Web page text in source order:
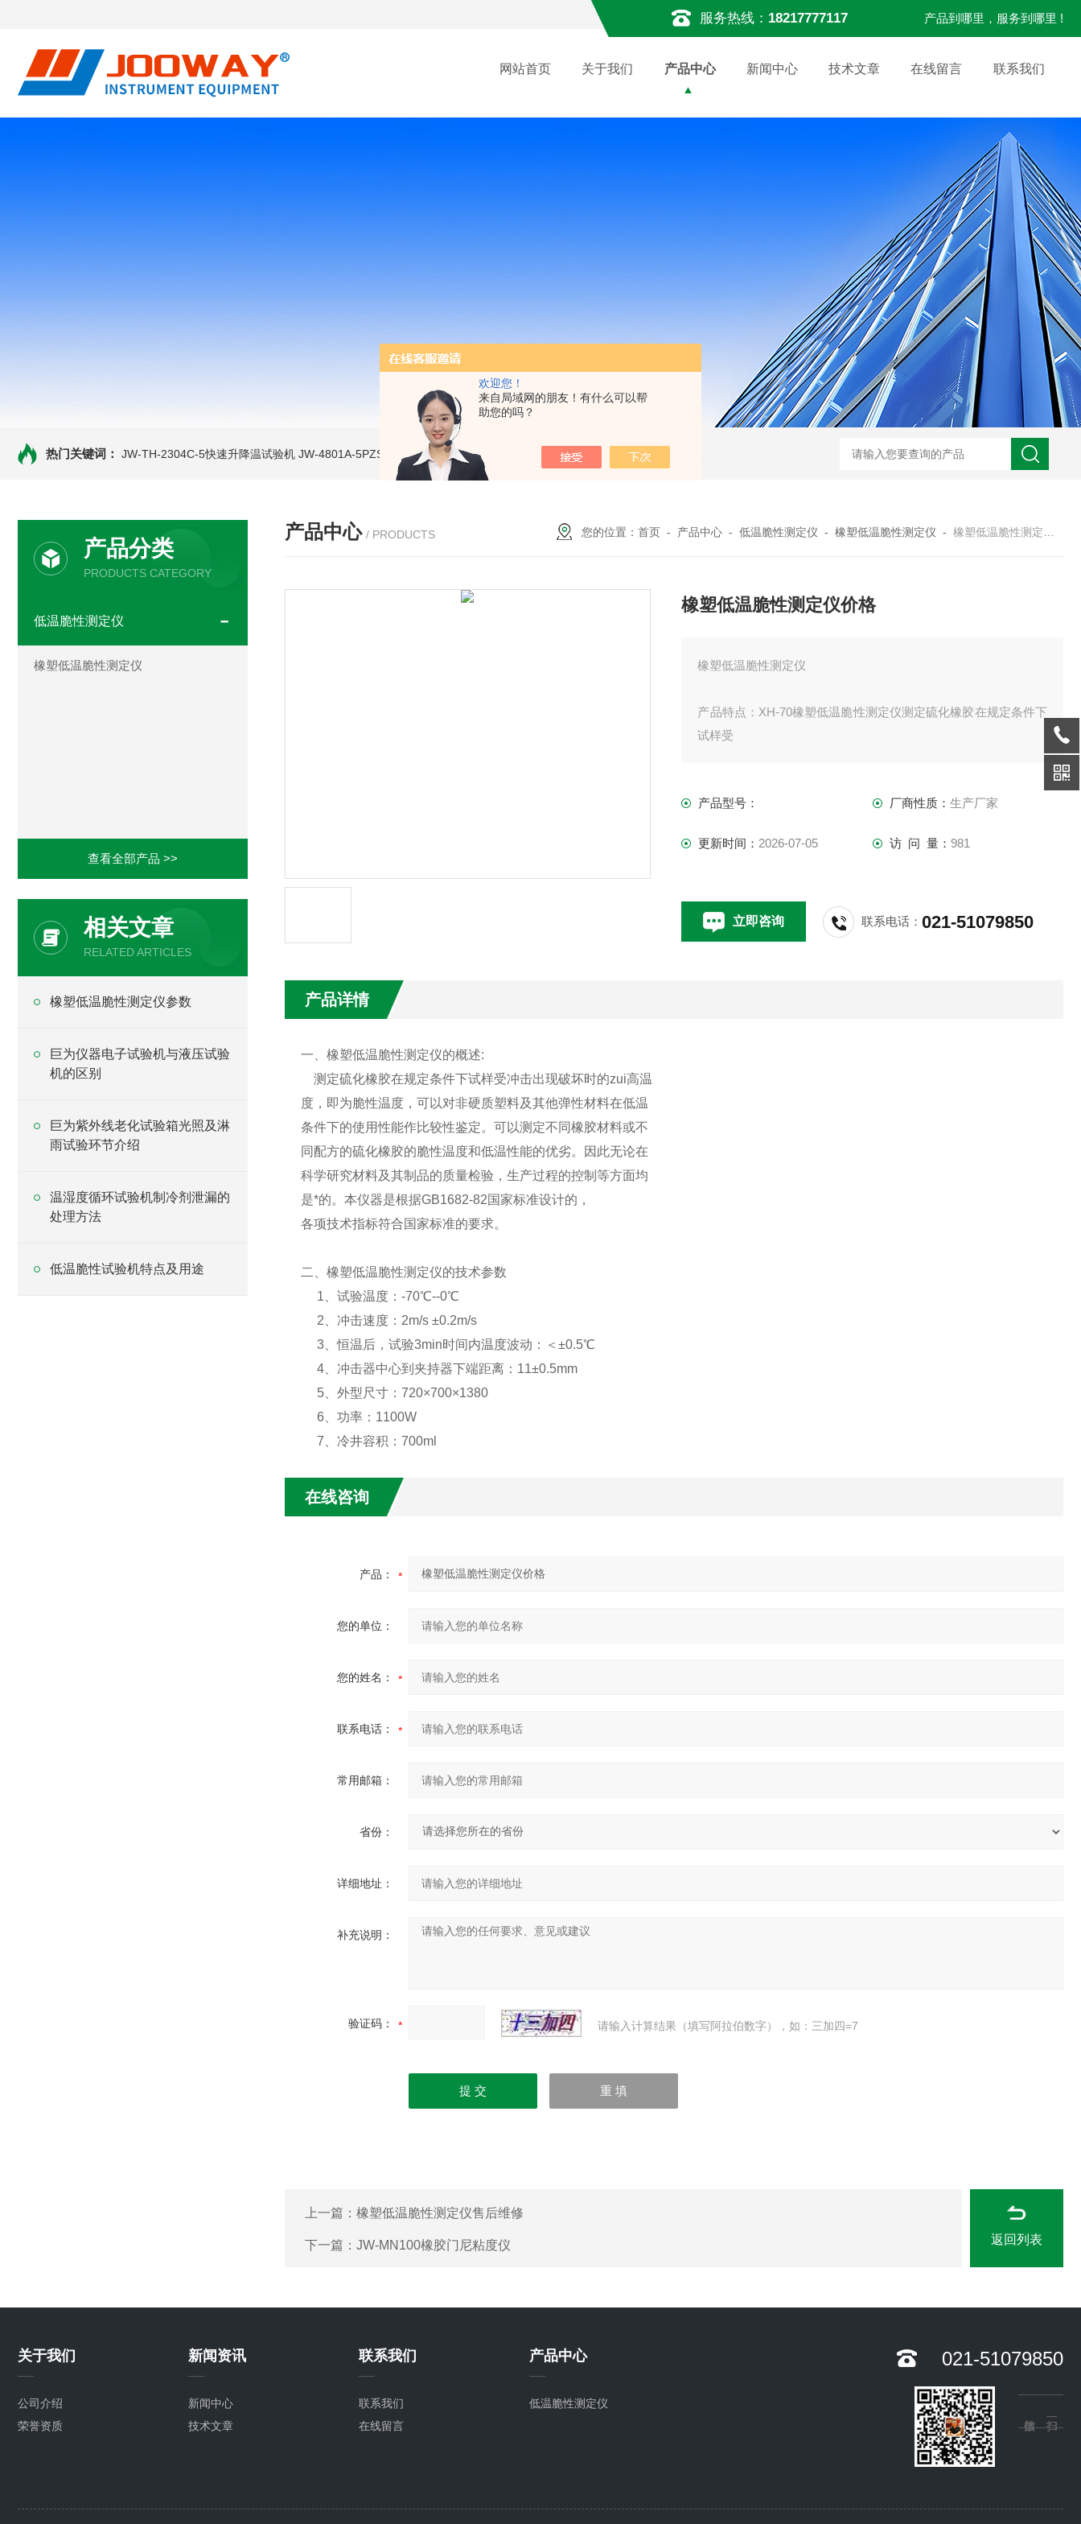
欢迎您！
来自局域网的朋友！有什么可以帮
助您的吗？
服务热线： 18217777117 产品到哪里，服务到哪里 !
网站首页 关于我们 产品中心 新闻中心 技术文章 在线留言 联系我们
热门关键词： JW-TH-2304C-5快速升降温试验机 JW-4801A-5PZSH膨胀水壶全自动爆破试验台 JW-2204B-204低温试验箱 JW-5405A复合盐雾试验箱
产品分类
PRODUCTS CATEGORY
低温脆性测定仪
橡塑低温脆性测定仪
查看全部产品 >>
相关文章
RELATED ARTICLES
橡塑低温脆性测定仪参数
巨为仪器电子试验机与液压试验
机的区别
巨为紫外线老化试验箱光照及淋
雨试验环节介绍
温湿度循环试验机制冷剂泄漏的
处理方法
低温脆性试验机特点及用途
产品中心 / PRODUCTS 您的位置：首页 - 产品中心 -低温脆性测定仪 -橡塑低温脆性测定仪 -橡塑低温脆性测定仪价格
橡塑低温脆性测定仪价格
橡塑低温脆性测定仪
产品特点：XH-70橡塑低温脆性测定仪测定硫化橡胶在规定条件下
试样受
其他弹
性材料在低温条件下的使用性能作比较性鉴定。可以测定不同橡
不同配方的硫化橡胶的脆性温度和低温性能的优劣。因此无论在
科学研究
产品型号： 厂商性质： 生产厂家
更新时间： 2026-07-05 访 问 量： 981
立即咨询 联系电话：021-51079850
产品详情
一、橡塑低温脆性测定仪的概述:
测定硫化橡胶在规定条件下试样受冲击出现破坏时的zui高温
度，即为脆性温度，可以对非硬质塑料及其他弹性材料在低温
条件下的使用性能作比较性鉴定。可以测定不同橡胶材料或不
同配方的硫化橡胶的脆性温度和低温性能的优劣。因此无论在
科学研究材料及其制品的质量检验，生产过程的控制等方面均
是*的。本仪器是根据GB1682-82国家标准设计的，
各项技术指标符合国家标准的要求。
二、橡塑低温脆性测定仪的技术参数
1、试验温度：-70℃--0℃
2、冲击速度：2m/s ±0.2m/s
3、恒温后，试验3min时间内温度波动：＜±0.5℃
4、冲击器中心到夹持器下端距离：11±0.5mm
5、外型尺寸：720×700×1380
6、功率：1100W
7、冷井容积：700ml
在线咨询
产品：
您的单位：
您的姓名：
联系电话：
常用邮箱：
省份：
详细地址：
补充说明：
验证码： 请输入计算结果（填写阿拉伯数字），如：三加四=7
上一篇： 橡塑低温脆性测定仪售后维修
下一篇： JW-MN100橡胶门尼粘度仪 返回列表
关于我们
公司介绍
荣誉资质
新闻资讯
新闻中心
技术文章
联系我们
联系我们
在线留言
产品中心
低温脆性测定仪
021-51079850